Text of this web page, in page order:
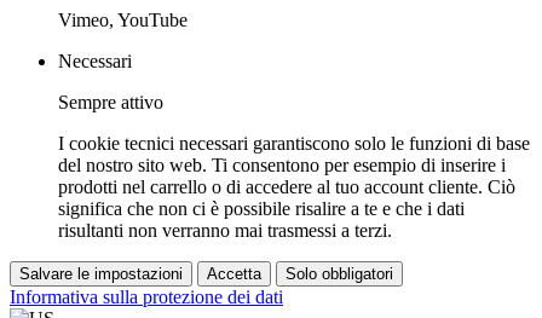
Vimeo, YouTube
Necessari
Sempre attivo
I cookie tecnici necessari garantiscono solo le funzioni di base
del nostro sito web. Ti consentono per esempio di inserire i
prodotti nel carrello o di accedere al tuo account cliente. Ciò
significa che non ci è possibile risalire a te e che i dati
risultanti non verranno mai trasmessi a terzi.
Salvare le impostazioni Accetta Solo obbligatori
Informativa sulla protezione dei dati